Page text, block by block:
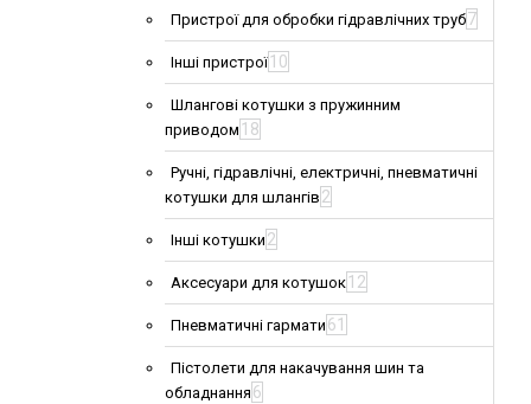
Пристрої для обробки гідравлічних труб7
Інші пристрої 10
Шлангові котушки з пружинним
приводом 18
Ручні, гідравлічні, електричні, пневматичні
котушки для шлангів 2
Інші котушки 2
Аксесуари для котушок 12
Пневматичні гармати 61
Пістолети для накачування шин та
обладнання 6